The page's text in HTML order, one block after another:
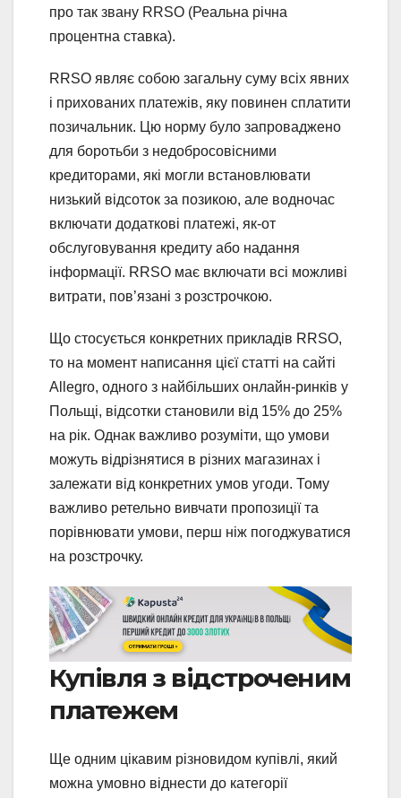
про так звану RRSO (Реальна річна
процентна ставка).
RRSO являє собою загальну суму всіх явних
і прихованих платежів, яку повинен сплатити
позичальник. Цю норму було запроваджено
для боротьби з недобросовісними
кредиторами, які могли встановлювати
низький відсоток за позикою, але водночас
включати додаткові платежі, як-от
обслуговування кредиту або надання
інформації. RRSO має включати всі можливі
витрати, пов’язані з розстрочкою.
Що стосується конкретних прикладів RRSO,
то на момент написання цієї статті на сайті
Allegro, одного з найбільших онлайн-ринків у
Польщі, відсотки становили від 15% до 25%
на рік. Однак важливо розуміти, що умови
можуть відрізнятися в різних магазинах і
залежати від конкретних умов угоди. Тому
важливо ретельно вивчати пропозиції та
порівнювати умови, перш ніж погоджуватися
на розстрочку.
Купівля з відстроченим
платежем
Ще одним цікавим різновидом купівлі, який
можна умовно віднести до категорії